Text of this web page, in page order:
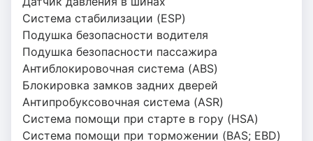
Система стабилизации (ESP)
Подушка безопасности водителя
Подушка безопасности пассажира
Антиблокировочная система (ABS)
Блокировка замков задних дверей
Антипробуксовочная система (ASR)
Система помощи при старте в гору (HSA)
Система помощи при торможении (BAS; EBD)